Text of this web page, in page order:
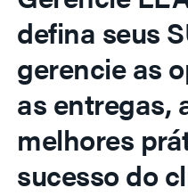
defina seus
gerencie as
as entregas,
melhores
sucesso do